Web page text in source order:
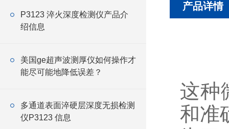
P3123 淬火深度检测仪产品介
绍信息
美国ge超声波测厚仪如何操作才
能尽可能地降低误差？
多通道表面淬硬层深度无损检测
仪P3123 信息
产品详情
这种
和准